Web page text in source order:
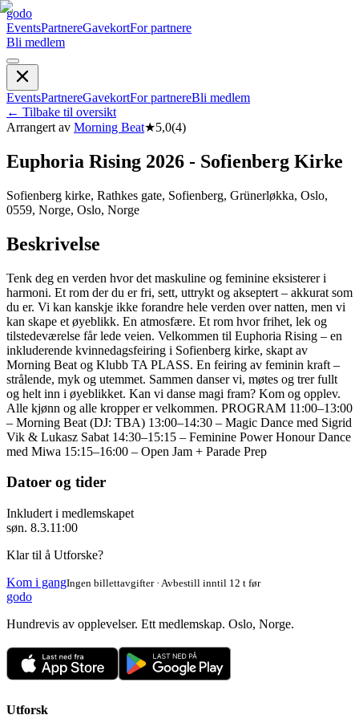
godo
EventsPartnereGavekortFor partnere
Bli medlem
EventsPartnereGavekortFor partnereBli medlem
← Tilbake til oversikt
Arrangert av Morning Beat★5,0(4)
Euphoria Rising 2026 - Sofienberg Kirke
Sofienberg kirke, Rathkes gate, Sofienberg, Grünerløkka, Oslo,
0559, Norge, Oslo, Norge
Beskrivelse
Tenk deg en verden hvor det maskuline og feminine eksisterer i
harmoni. Et rom der du er fri, sett, uttrykt og akseptert – akkurat som
du er. Vi kan kanskje ikke forandre hele verden over natten, men vi
kan skape et øyeblikk. En atmosfære. Et rom hvor frihet, lek og
tilstedeværelse får lede veien. Velkommen til Euphoria Rising – en
inkluderende kvinnedagsfeiring i Sofienberg kirke, skapt av
Morning Beat og Klubb TA PLASS. En feiring av feminin kraft –
strålende, myk og utemmet. Sammen danser vi, møtes og trer fullt
og helt inn i øyeblikket. Kan vi danse magi fram? Kom og opplev.
Alle kjønn og alle kropper er velkommen. PROGRAM 11:00–13:00
– Morning Beat (DJ: TBA) 13:00–14:30 – Magic Dance med Sigrid
Vik & Lukasz Sabat 14:30–15:15 – Feminine Power Honour Dance
med Miwa 15:15–16:00 – Open Jam + Parade Prep
Datoer og tider
Inkludert i medlemskapet
søn. 8.3.11:00
Klar til å Utforske?
Kom i gangIngen billettavgifter · Avbestill inntil 12 t før
godo
Hundrevis av opplevelser. Ett medlemskap. Oslo, Norge.
Utforsk